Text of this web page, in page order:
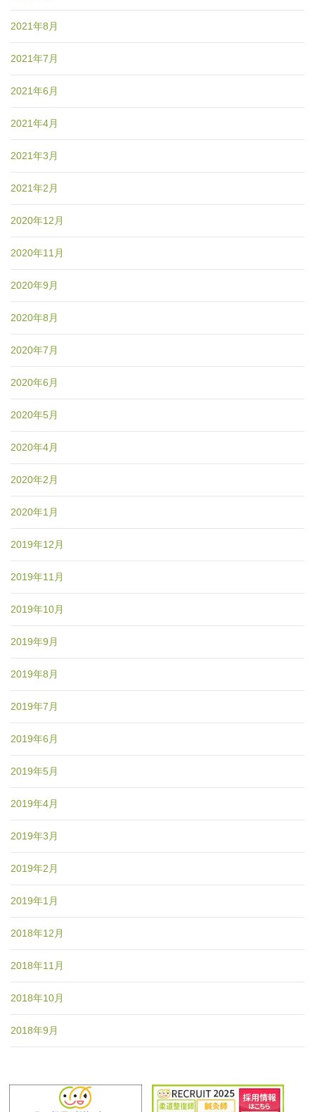
2021年8月
2021年7月
2021年6月
2021年4月
2021年3月
2021年2月
2020年12月
2020年11月
2020年9月
2020年8月
2020年7月
2020年6月
2020年5月
2020年4月
2020年2月
2020年1月
2019年12月
2019年11月
2019年10月
2019年9月
2019年8月
2019年7月
2019年6月
2019年5月
2019年4月
2019年3月
2019年2月
2019年1月
2018年12月
2018年11月
2018年10月
2018年9月